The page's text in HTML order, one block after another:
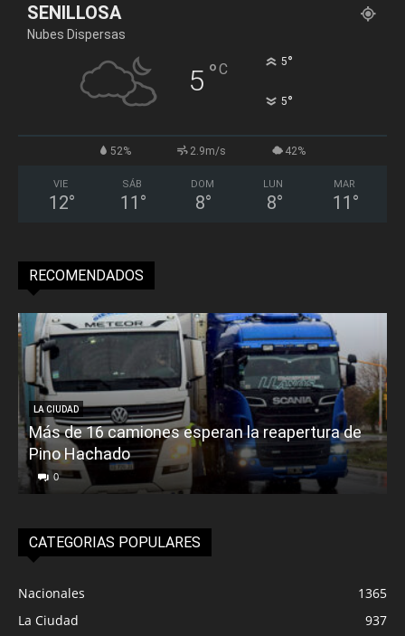
SENILLOSA
Nubes Dispersas
5 °C 5°
5°
52% 2.9m/s 42%
VIE
12°
SÁB
11 °
DOM
8°
LUN
8°
MAR
11 °
RECOMENDADOS
LA CIUDAD
Más de 16 camiones esperan la reapertura de
Pino Hachado
0
CATEGORIAS POPULARES
Nacionales
1365
La Ciudad
937